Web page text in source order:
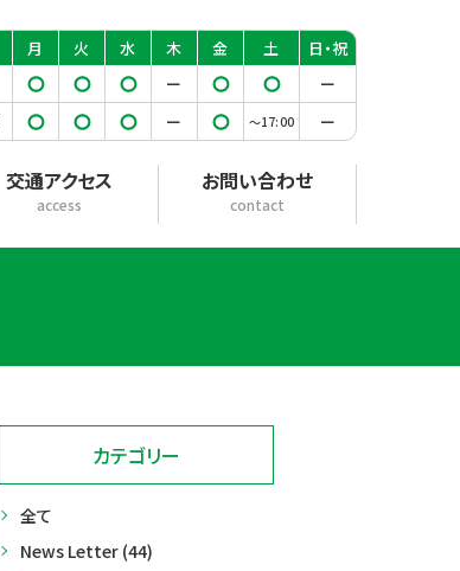
月 火 水 木 金 土
日・祝
◯ ◯ ◯ ー ◯ ◯
ー
◯ ◯ ◯ ー ◯ 〜17:00 ー
交通アクセス
access
お問い合わせ
contact
カテゴリー
全て
News Letter (44)